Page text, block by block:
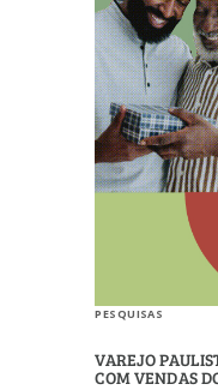
PESQUISAS
VAREJO
COM VENDAS